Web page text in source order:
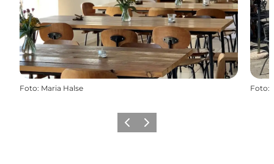
Foto: Maria Halse Foto:
ForrigeNæste